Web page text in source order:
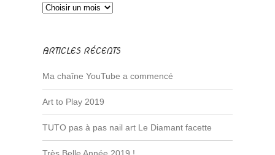
ARTICLES RÉCENTS
Ma chaîne YouTube a commencé
Art to Play 2019
TUTO pas à pas nail art Le Diamant facette